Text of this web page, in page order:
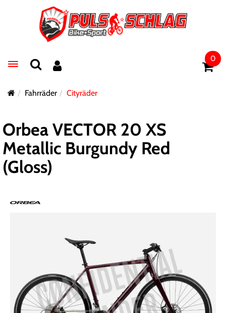
Toggle navigation
0
Fahrräder Cityräder
Orbea VECTOR 20 XS
Metallic Burgundy Red
(Gloss)